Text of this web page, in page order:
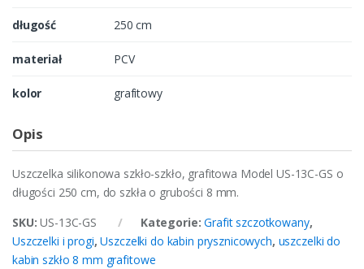
długość 250 cm
materiał PCV
kolor grafitowy
Opis
Uszczelka silikonowa szkło-szkło, grafitowa Model US-13C-GS o
długości 250 cm, do szkła o grubości 8 mm.
SKU:US-13C-GS Kategorie:Grafit szczotkowany,
Uszczelki i progi,Uszczelki do kabin prysznicowych, uszczelki do
kabin szkło 8 mm grafitowe